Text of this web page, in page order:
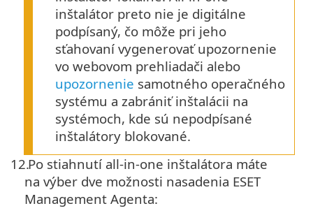
inštalátor preto nie je digitálne
podpísaný, čo môže pri jeho
sťahovaní vygenerovať upozornenie
vo webovom prehliadači alebo
upozornenie samotného operačného
systému a zabrániť inštalácii na
systémoch, kde sú nepodpísané
inštalátory blokované.
12.Po stiahnutí all‑in‑one inštalátora máte
na výber dve možnosti nasadenia ESET
Management Agenta: